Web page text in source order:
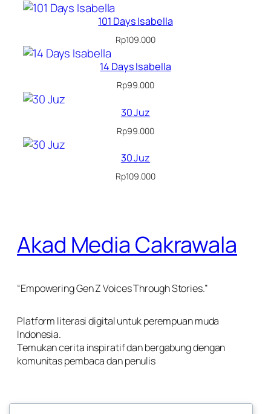
101 Days Isabella
Rp109.000
14 Days Isabella
Rp99.000
30 Juz
Rp99.000
30 Juz
Rp109.000
Akad Media Cakrawala
“Empowering Gen Z Voices Through Stories.”
Platform literasi digital untuk perempuan muda
Indonesia.
Temukan cerita inspiratif dan bergabung dengan
komunitas pembaca dan penulis